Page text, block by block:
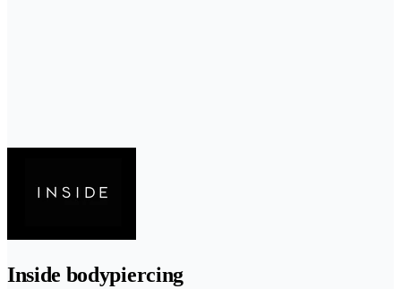
Inside bodypiercing